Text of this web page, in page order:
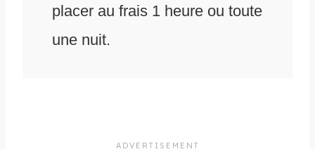
placer au frais 1 heure ou toute
une nuit.